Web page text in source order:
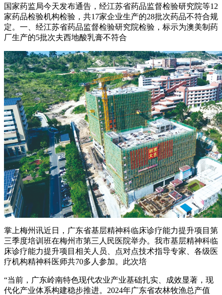
国家药监局今天发布通告，经江苏省药品监督检验研究院等12
家药品检验机构检验，共17家企业生产的28批次药品不符合规
定。一、经江苏省药品监督检验研究院检验，标示为澳美制药
厂生产的5批次夫西地酸乳膏不符合
掌上梅州讯近日，广东省基层精神科临床诊疗能力提升项目第
三季度培训班在梅州市第三人民医院举办。我市基层精神科临
床诊疗能力提升项目相关人员、点对点技术指导专家、各级医
疗机构精神科医师共70多人参加。此次培
“当前，广东岭南特色现代农业产业基础扎实、成效显著，现
代化产业体系构建稳步推进。2024年广东省农林牧渔总产值